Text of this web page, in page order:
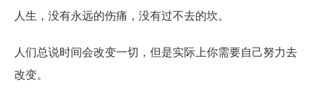
人生，没有永远的伤痛，没有过不去的坎。
人们总说时间会改变一切，但是实际上你需要自己努力去
改变。